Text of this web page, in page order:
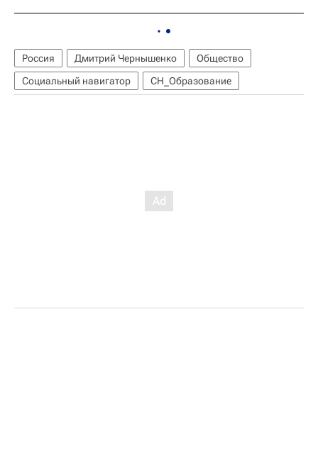
Россия Дмитрий Чернышенко
Общество
Социальный навигатор
СН_Образование